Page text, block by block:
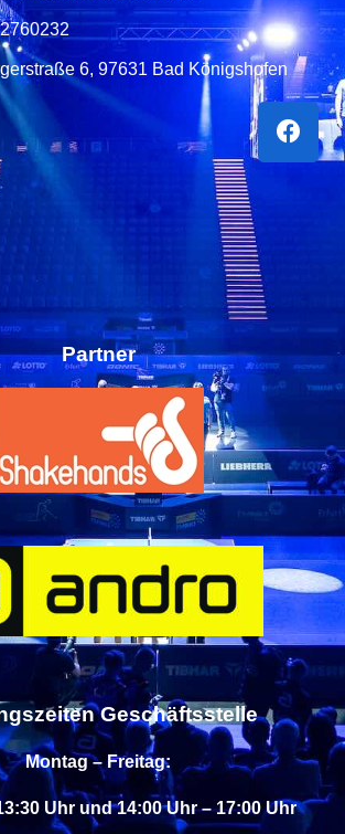
6, 97631 Bad Königshofen
Partner
Geschäftsstelle
Montag – Freitag:
Uhr und 14:00 Uhr – 17:00 Uhr